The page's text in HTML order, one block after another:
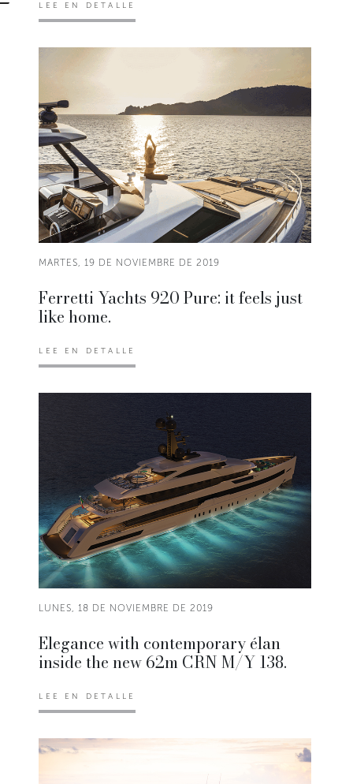
LEE EN DETALLE
MARTES, 19 DE NOVIEMBRE DE 2019
Ferretti Yachts 920 Pure: it feels just
like home.
LEE EN DETALLE
LUNES, 18 DE NOVIEMBRE DE 2019
Elegance with contemporary élan
inside the new 62m CRN M/Y 138.
LEE EN DETALLE